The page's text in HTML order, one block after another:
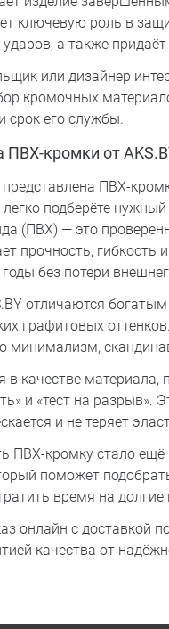
ключевую роль в
а также
или дизайнер
кромочных
срок его службы.
кромки от
представлена ПВХ-
подберёте
(ПВХ) — это
прочность, гибкость
без потери
отличаются
графитовых
минимализм,
в качестве
и «тест на
и не теряет
ПВХ-кромку стало ещё
поможет
время на
онлайн с доставкой
качества от